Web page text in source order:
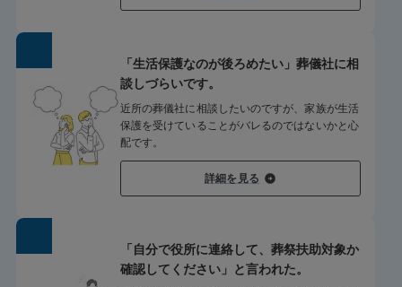
「生活保護なのが後ろめたい」葬儀社に相
談しづらいです。
近所の葬儀社に相談したいのですが、家族が生活
保護を受けていることがバレるのではないかと心
配です。
詳細を見る
「自分で役所に連絡して、葬祭扶助対象か
確認してください」と言われた。